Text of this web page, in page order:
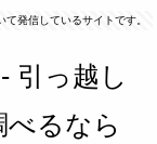
発信しているサイトです。